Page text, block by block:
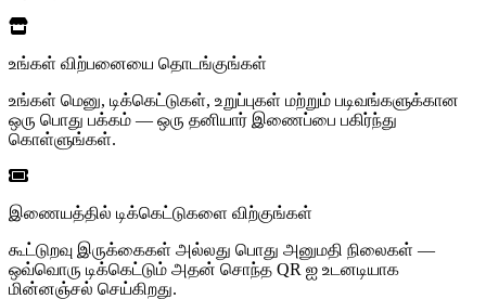
உங்கள் விற்பனையை தொடங்குங்கள்
உங்கள் மெனு, டிக்கெட்டுகள், உறுப்புகள் மற்றும் படிவங்களுக்கான
ஒரு பொது பக்கம் — ஒரு தனியார் இணைப்பை பகிர்ந்து
கொள்ளுங்கள்.
இணையத்தில் டிக்கெட்டுகளை விற்குங்கள்
கூட்டுறவு இருக்கைகள் அல்லது பொது அனுமதி நிலைகள் —
ஒவ்வொரு டிக்கெட்டும் அதன் சொந்த QR ஐ உடனடியாக
மின்னஞ்சல் செய்கிறது.